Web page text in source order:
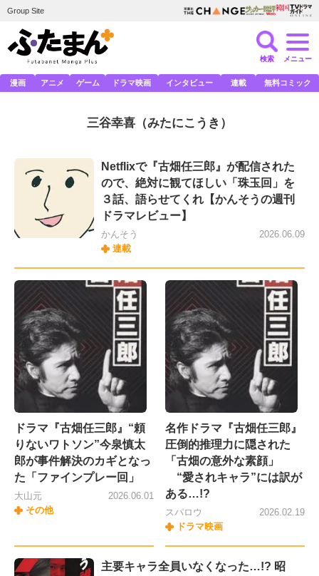
Group Site
検索 メニュー
漫画 アニメ ゲーム ドラマ映画 インタビュー 連載 無料コミック
三谷幸喜 （みたにこうき）
Netflixで『古畑任三郎』が配信された
ので、絶対に観てほしい「珠玉回」を
３話、語らせてくれ【かんそうの週刊
ドラマレビュー】
かんそう
連載
2026.06.09
ドラマ『古畑任三郎』“頼
りないワトソン”今泉慎太
郎が事件解決のカギとなっ
た「ファインプレー回」
大山元
その他
2026.06.01
名作ドラマ『古畑任三郎』
圧倒的推理力に隠された
「古畑の意外な素顔」
“愛されキャラ”には訳が
ある…!?
スパロウ
ドラマ映画
2026.02.19
主要キャラ全員いなくなった…!? 昭